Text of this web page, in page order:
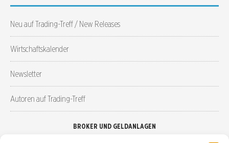
Neu auf Trading-Treff / New Releases
Wirtschaftskalender
Newsletter
Autoren auf Trading-Treff
BROKER UND GELDANLAGEN